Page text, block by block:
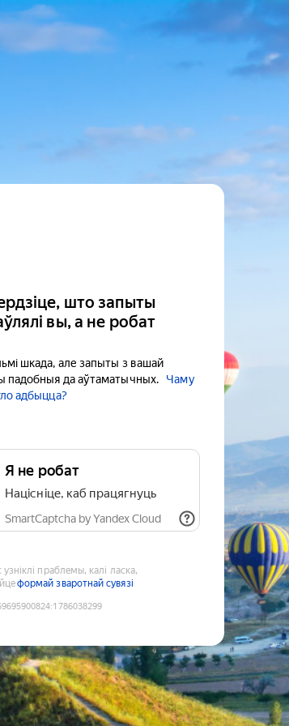
што запыты
вы, а не робат
шкада, але запыты з вашай
падобныя да аўтаматычных.
Чаму
адбыцца?
Я не робат
Націсніце, каб працягнуць
SmartCaptcha by Yandex Cloud
узніклі праблемы, калі ласка,
формай зваротнай сувязі
:1786038299